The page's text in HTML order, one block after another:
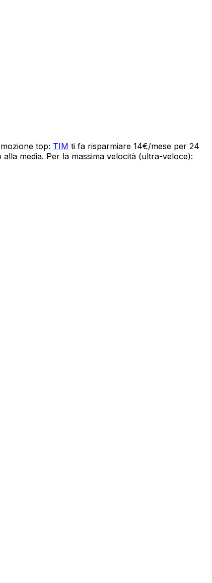
top: TIM ti fa risparmiare 14€/mese per 24
media. Per la massima velocità (ultra-veloce):